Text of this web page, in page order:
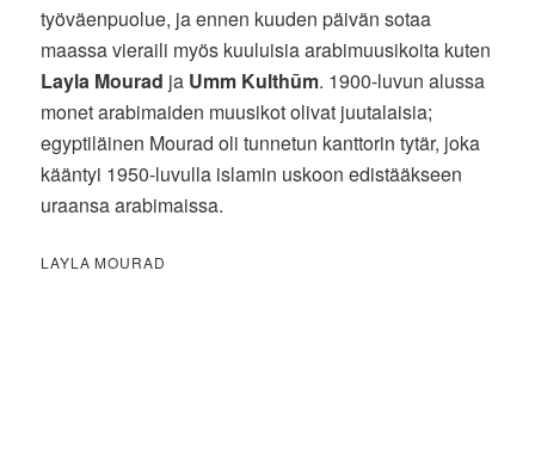
työväenpuolue, ja ennen kuuden päivän sotaa
maassa vieraili myös kuuluisia arabimuusikoita kuten
Layla Mourad ja Umm Kulthūm. 1900-luvun alussa
monet arabimaiden muusikot olivat juutalaisia;
egyptiläinen Mourad oli tunnetun kanttorin tytär, joka
kääntyi 1950-luvulla islamin uskoon edistääkseen
uraansa arabimaissa.
LAYLA MOURAD